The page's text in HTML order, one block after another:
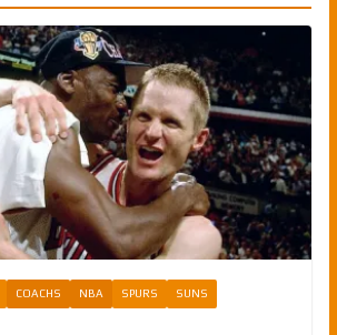
COACHS NBA SPURS SUNS